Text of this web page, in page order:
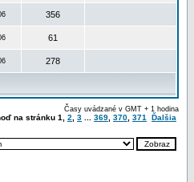
356
61
278
Časy uvádzané v GMT + 1 hodina
na stránku 1 2 3 369 370 371 Ďalšia